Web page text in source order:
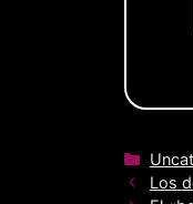
Los